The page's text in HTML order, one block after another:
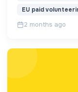
EU paid
2 months ago